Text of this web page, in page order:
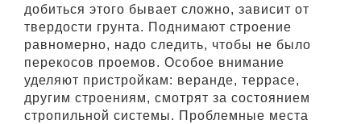
добиться этого бывает сложно, зависит от
твердости грунта. Поднимают строение
равномерно, надо следить, чтобы не было
перекосов проемов. Особое внимание
уделяют пристройкам: веранде, террасе,
другим строениям, смотрят за состоянием
стропильной системы. Проблемные места